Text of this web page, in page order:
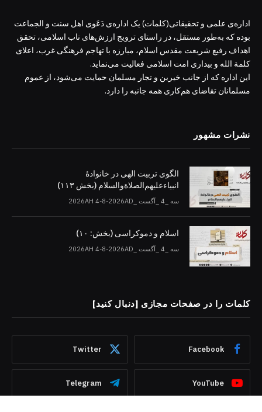
اداره‌ی علمی و تحقیقاتی(کلمات) یک اداره‌ی دَعَوی اهل سنت و الجماعت
بوده که به‌طور مستقل، در راستای ترویج ارزش‌های ناب اسلامی، تحقق
اهداف رفیع شریعت مقدس اسلام، مبارزه با تهاجم فرهنگی غرب، اعلای
کلمة الله و بیداری امت اسلامی فعالیت می‌نماید.
این اداره که از جانب خیرین و تجار مسلمان حمایت می‌شود، از عموم
مسلمانان تقاضای هم‌کاری همه جانبه را دارد.
نشرات مشهور
الگوی تربیت الهی در خانوادۀ
انبیاءعلیهم‌الصلاةو‌السلام (بخش ۱۱۳)
سه _4 _آگست _2026AH 4-8-2026AD
اسلام و دموکراسی (بخش: ۱۰)
سه _4 _آگست _2026AH 4-8-2026AD
کلمات را در صفحات مجازی [دنبال کنید]
Facebook
Twitter
YouTube
Telegram